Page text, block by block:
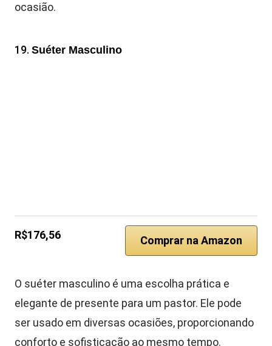
ocasião.
19. Suéter Masculino
R$176,56 Comprar na Amazon
O suéter masculino é uma escolha prática e
elegante de presente para um pastor. Ele pode
ser usado em diversas ocasiões, proporcionando
conforto e sofisticação ao mesmo tempo.